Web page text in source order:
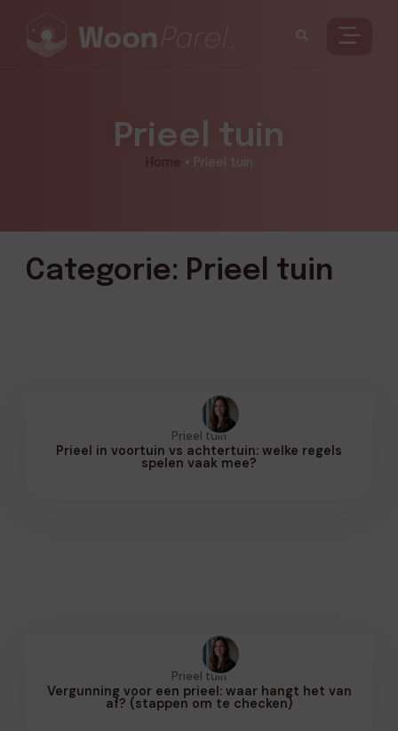
Prieel tuin
Home • Prieel tuin
Categorie: Prieel tuin
Prieel tuin
Prieel in voortuin vs achtertuin: welke regels
spelen vaak mee?
Prieel tuin
Vergunning voor een prieel: waar hangt het van
af? (stappen om te checken)